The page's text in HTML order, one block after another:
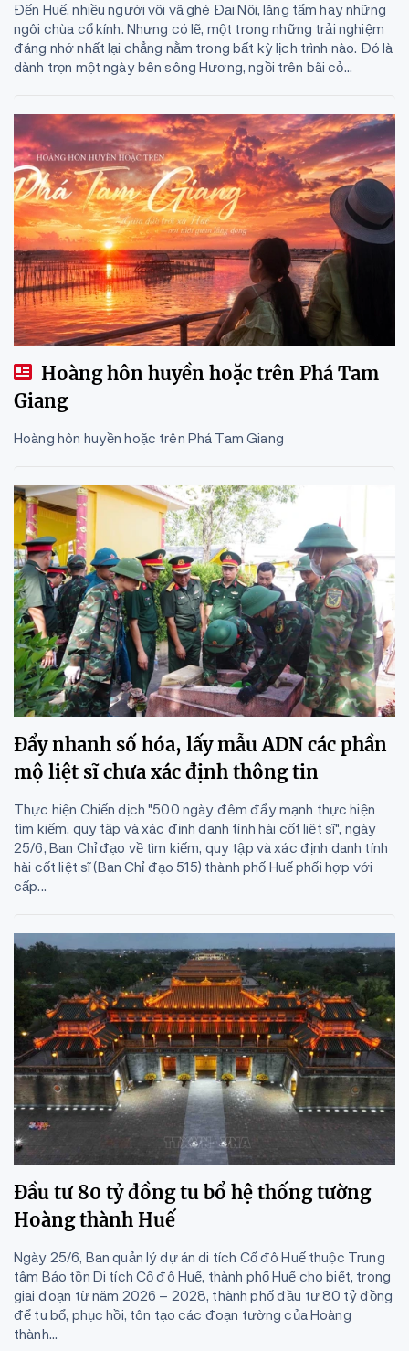
Đến Huế, nhiều người vội vã ghé Đại Nội, lăng tẩm hay những
ngôi chùa cổ kính. Nhưng có lẽ, một trong những trải nghiệm
đáng nhớ nhất lại chẳng nằm trong bất kỳ lịch trình nào. Đó là
dành trọn một ngày bên sông Hương, ngồi trên bãi cỏ...
Hoàng hôn huyền hoặc trên Phá Tam
Giang
Hoàng hôn huyền hoặc trên Phá Tam Giang
Đẩy nhanh số hóa, lấy mẫu ADN các phần
mộ liệt sĩ chưa xác định thông tin
Thực hiện Chiến dịch "500 ngày đêm đẩy mạnh thực hiện
tìm kiếm, quy tập và xác định danh tính hài cốt liệt sĩ", ngày
25/6, Ban Chỉ đạo về tìm kiếm, quy tập và xác định danh tính
hài cốt liệt sĩ (Ban Chỉ đạo 515) thành phố Huế phối hợp với
cấp...
Đầu tư 80 tỷ đồng tu bổ hệ thống tường
Hoàng thành Huế
Ngày 25/6, Ban quản lý dự án di tích Cố đô Huế thuộc Trung
tâm Bảo tồn Di tích Cố đô Huế, thành phố Huế cho biết, trong
giai đoạn từ năm 2026 – 2028, thành phố đầu tư 80 tỷ đồng
để tu bổ, phục hồi, tôn tạo các đoạn tường của Hoàng
thành...